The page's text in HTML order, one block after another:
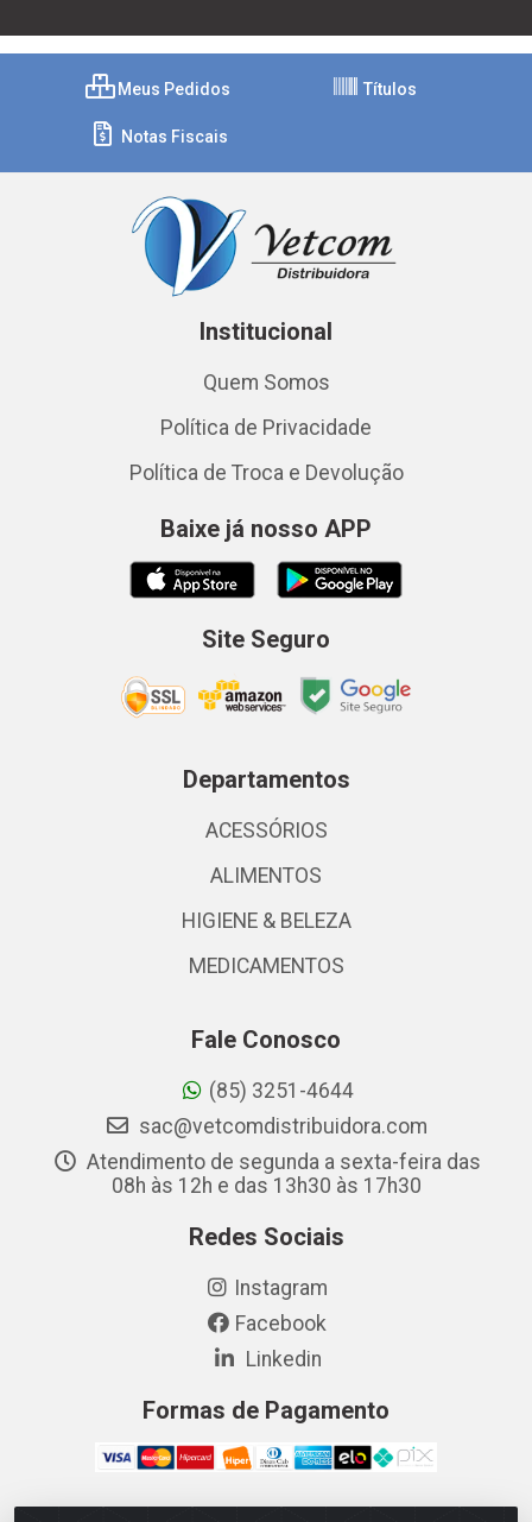
Meus Pedidos Títulos
Notas Fiscais
Institucional
Quem Somos
Política de Privacidade
Política de Troca e Devolução
Baixe já nosso APP
Site Seguro
Departamentos
ACESSÓRIOS
ALIMENTOS
HIGIENE & BELEZA
MEDICAMENTOS
Fale Conosco
(85) 3251-4644
sac@vetcomdistribuidora.com
Atendimento de segunda a sexta-feira das
08h às 12h e das 13h30 às 17h30
Redes Sociais
Instagram
Facebook
Linkedin
Formas de Pagamento